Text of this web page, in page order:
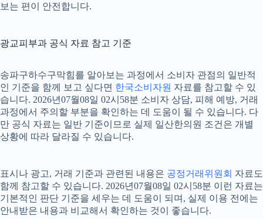
보는 편이 안전합니다.
광교피부과 공식 자료 참고 기준
송파구하수구막힘를 알아보는 과정에서 소비자 관점의 일반적
인 기준을 함께 보고 싶다면 한국소비자원 자료를 참고할 수 있
습니다. 2026년07월08일 02시58분 소비자 상담, 피해 예방, 거래
과정에서 주의할 부분을 확인하는 데 도움이 될 수 있습니다. 다
만 공식 자료는 일반 기준이므로 실제 일산한의원 조건은 개별
상황에 따라 달라질 수 있습니다.
표시나 광고, 거래 기준과 관련된 내용은 공정거래위원회 자료도
함께 참고할 수 있습니다. 2026년07월08일 02시58분 이런 자료는
기본적인 판단 기준을 세우는 데 도움이 되며, 실제 이용 전에는
안내받은 내용과 비교해서 확인하는 것이 좋습니다.